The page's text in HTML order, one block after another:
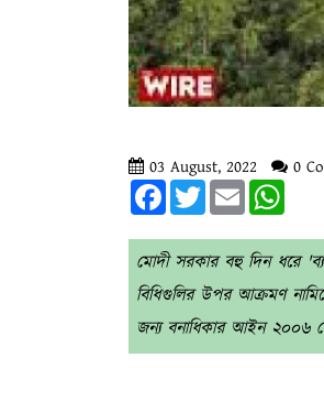
03 August, 2022 0
FacebookTwitterEmail
মোদী সরকার বহু দিন ধরে
বিধিগুলির উপর আক্রমণ
জন্য বনাধিকার আইন ২০০৬